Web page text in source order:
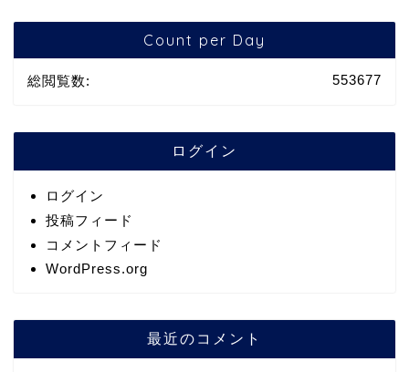
Count per Day
553677
総閲覧数:
ログイン
ログイン
投稿フィード
コメントフィード
WordPress.org
最近のコメント